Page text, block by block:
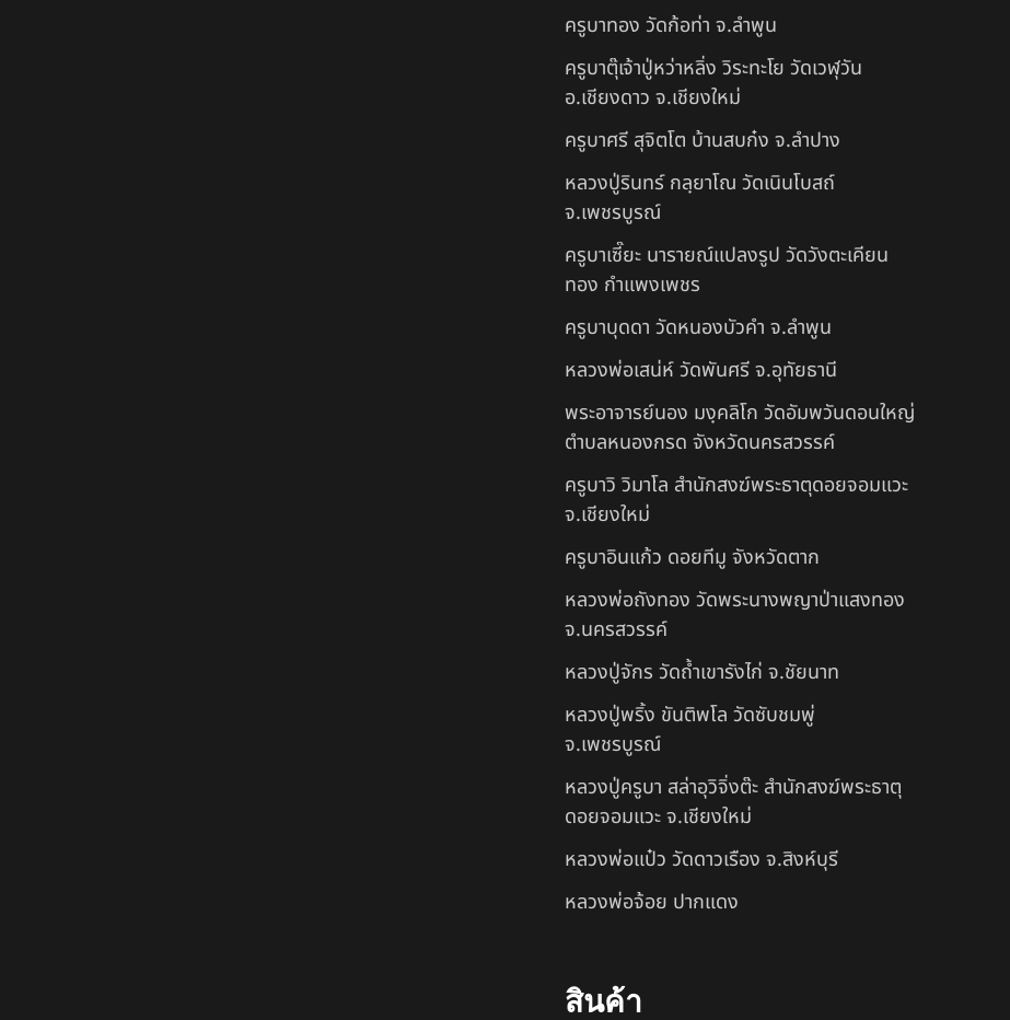
ครูบาทอง วัดก้อท่า จ.ลำพูน
ครูบาตุ๊เจ้าปู่หว่าหลิ่ง วิระทะโย วัดเวฬุวัน
อ.เชียงดาว จ.เชียงใหม่
ครูบาศรี สุจิตโต บ้านสบก๋ง จ.ลำปาง
หลวงปู่รินทร์ กลฺยาโณ วัดเนินโบสถ์
จ.เพชรบูรณ์
ครูบาเซี๊ยะ นารายณ์แปลงรูป วัดวังตะเคียน
ทอง กำแพงเพชร
ครูบาบุดดา วัดหนองบัวคํา จ.ลําพูน
หลวงพ่อเสน่ห์ วัดพันศรี จ.อุทัยธานี
พระอาจารย์นอง มงฺคลิโก วัดอัมพวันดอนใหญ่
ตำบลหนองกรด จังหวัดนครสวรรค์
ครูบาวิ วิมาโล สำนักสงฆ์พระธาตุดอยจอมแวะ
จ.เชียงใหม่
ครูบาอินแก้ว ดอยทีมู จังหวัดตาก
หลวงพ่อถังทอง วัดพระนางพญาป่าแสงทอง
จ.นครสวรรค์
หลวงปู่จักร วัดถ้ำเขารังไก่ จ.ชัยนาท
หลวงปู่พริ้ง ขันติพโล วัดซับชมพู่
จ.เพชรบูรณ์
หลวงปู่ครูบา สล่าอุวิจิ่งต๊ะ สำนักสงฆ์พระธาตุ
ดอยจอมแวะ จ.เชียงใหม่
หลวงพ่อแป๋ว วัดดาวเรือง จ.สิงห์บุรี
หลวงพ่อจ้อย ปากแดง
สินค้า